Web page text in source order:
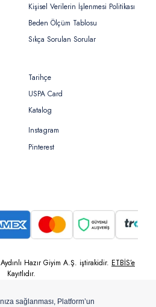
Kişisel Verilerin İşlenmesi Politikası
Beden Ölçüm Tablosu
Sıkça Sorulan Sorular
Tarihçe
USPA Card
Katalog
Instagram
Pinterest
Aydınlı Hazır Giyim A.Ş. iştirakidir. ETBİS’e
Kayıtlıdır.